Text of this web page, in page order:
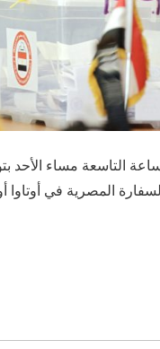
في الساعة التاسعة
2024، سواء في السفارة